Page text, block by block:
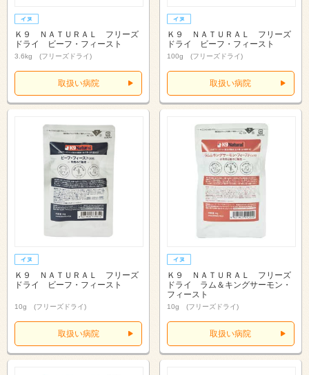
Ｋ９ ＮＡＴＵＲＡＬ フリーズ
ドライ ビーフ・フィースト
3.6kg (フリーズドライ)
取扱い病院
Ｋ９ ＮＡＴＵＲＡＬ フリーズ
ドライ ビーフ・フィースト
100g (フリーズドライ)
取扱い病院
Ｋ９ ＮＡＴＵＲＡＬ フリーズ
ドライ ビーフ・フィースト
10g (フリーズドライ)
取扱い病院
Ｋ９ ＮＡＴＵＲＡＬ フリーズ
ドライ ラム＆キングサーモン・
フィースト
10g (フリーズドライ)
取扱い病院